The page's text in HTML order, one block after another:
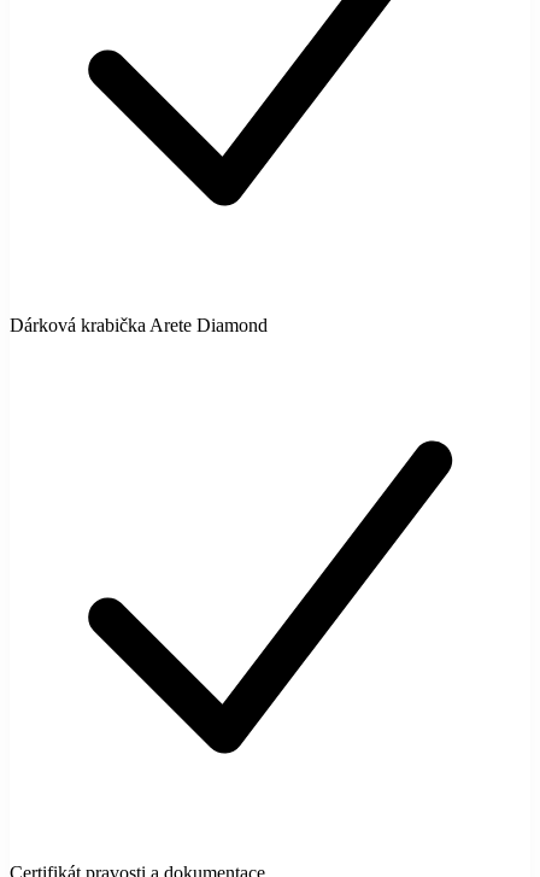
Dárková krabička Arete Diamond
Certifikát pravosti a dokumentace